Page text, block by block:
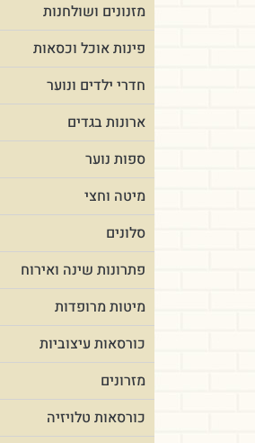
מזנונים ושולחנות
פינות אוכל וכסאות
חדרי ילדים ונוער
ארונות בגדים
ספות נוער
מיטה וחצי
סלונים
פתרונות שינה ואירוח
מיטות מרופדות
כורסאות עיצוביות
מזרונים
כורסאות טלויזיה